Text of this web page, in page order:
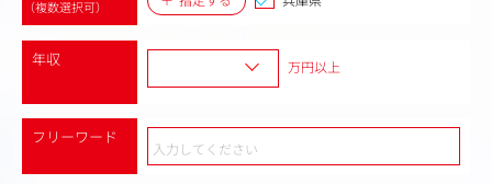
（複数選択可）
年収 万円以上
フリーワード